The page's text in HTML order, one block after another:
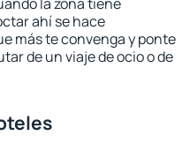
ahí se hace
más te convenga y ponte
de un viaje de ocio o de